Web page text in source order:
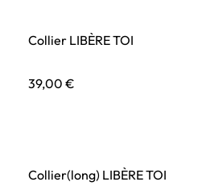
Collier LIBÈRE TOI
39,00 €
Collier(long) LIBÈRE TOI